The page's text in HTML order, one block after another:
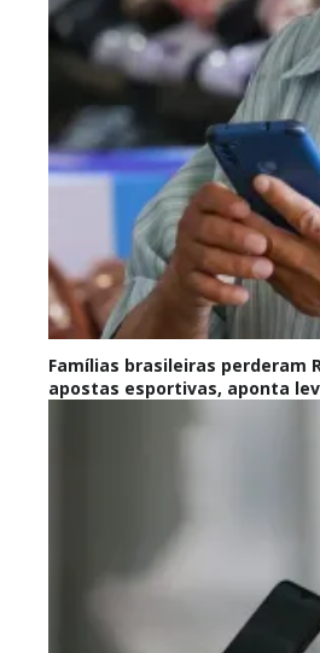
Famílias brasileiras perderam
apostas esportivas, aponta